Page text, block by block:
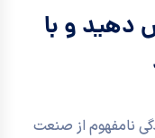
دهید و با
نامفهوم از صنعت